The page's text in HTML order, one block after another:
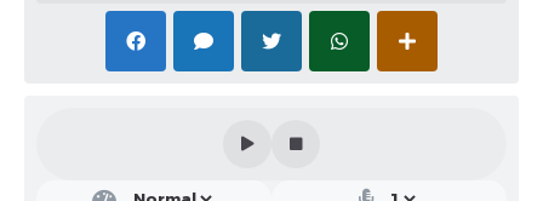
Galeria de Vídeos